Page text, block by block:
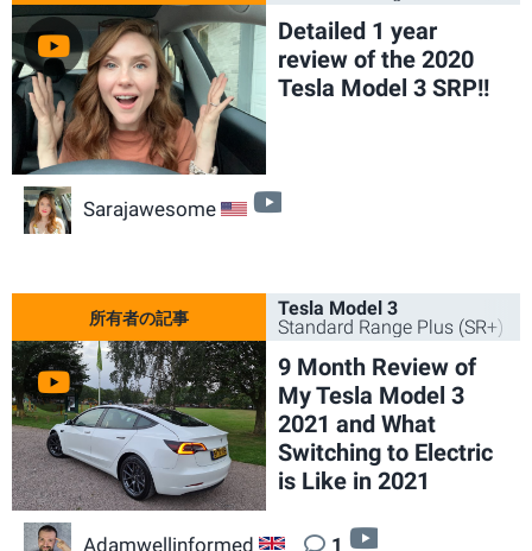
Detailed 1 year
review of the 2020
Tesla Model 3 SRP!!
Sarajawesome US
Tesla Model 3
Standard Range Plus (SR+)
9 Month Review of
My Tesla Model 3
2021 and What
Switching to Electric
is Like in 2021
Adamwellinformed 1